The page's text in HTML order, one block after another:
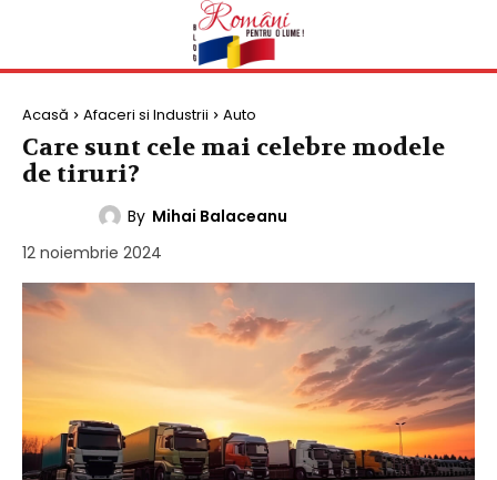
Acasă Afaceri si Industrii Auto
Care sunt cele mai celebre modele
de tiruri?
By Mihai Balaceanu
12 noiembrie 2024